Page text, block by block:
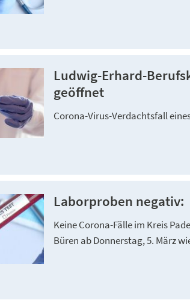
Ludwig-Erhard-
geöffnet
Corona-Virus-Verdachtsfall
Laborproben negativ:
Keine Corona-Fälle im Kreis
Büren ab Donnerstag, 5. März